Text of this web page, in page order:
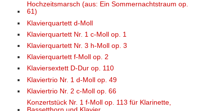
Hochzeitsmarsch (aus: Ein Sommernachtstraum op.
61)
Klavierquartett d-Moll
Klavierquartett Nr. 1 c-Moll op. 1
Klavierquartett Nr. 3 h-Moll op. 3
Klavierquartett f-Moll op. 2
Klaviersextett D-Dur op. 110
Klaviertrio Nr. 1 d-Moll op. 49
Klaviertrio Nr. 2 c-Moll op. 66
Konzertstück Nr. 1 f-Moll op. 113 für Klarinette,